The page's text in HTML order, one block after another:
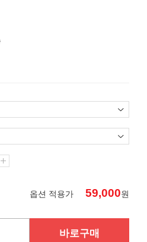
옵션 적용가 59,000원
바로구매